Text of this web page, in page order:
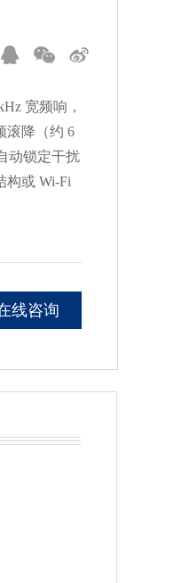
宽频响，
滚降（约 6
动锁定干扰
构或 Wi-Fi
线咨询